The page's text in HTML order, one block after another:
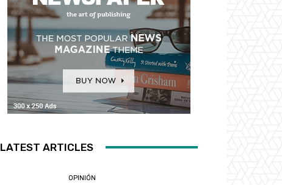
LATEST ARTICLES
OPINIÓN